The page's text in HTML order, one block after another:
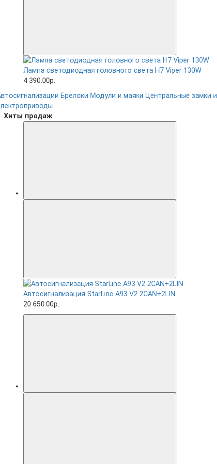
Лампа светодиодная головного света H7 Viper 130W
4 390.00р.
Брелоки Модули и маяки Центральные замки и
Хиты продаж
Автосигнализация StarLine A93 V2 2CAN+2LIN
20 650.00р.